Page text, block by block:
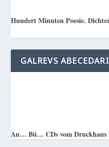
Hundert Minuten Poesie.
GALREVS
An… Bü… CDs vom Druckhaus